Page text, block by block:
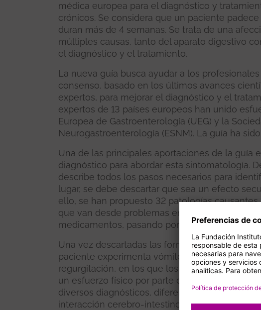
médica europea para el diagnóstico y
crónicos. Se considera que un paciente
duran más de 4 semanas. Se trata de una
múltiples causas, tanto del aparato digestivo
el diagnóstico y el tratamiento.
La nueva guía busca ayudar a los
consenso, basado en los últimos avances
expertos, para mejorar el diagnóstico y el
expertos de 13 países europeos han unido
Europea de Gastroenterología (UEG) y la
Neurogastroenterología (ESNM). La guía ha
Una de las principales aportaciones de la guía
diagnóstico para abordar esta sintomatología.
describe todos los pasos necesarios para
lugar, se debe descartar que sea un efecto
ello, se han propuesto 32 patologías
que van desde problemas endocrinos hasta
medicamentos, pasando por enfermedades del
Una vez descartadas las formas secundarias
paciente experimenta vómitos o si hay
regurgitación, en los que los alimentos
un esfuerzo físico por parte de la persona
diversos diagnósticos, diferenciando entre
interacción cerebro-intestino, estableciendo